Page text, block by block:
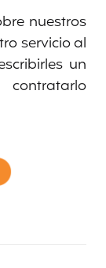
nuestros
servicio al
un
contratarlo